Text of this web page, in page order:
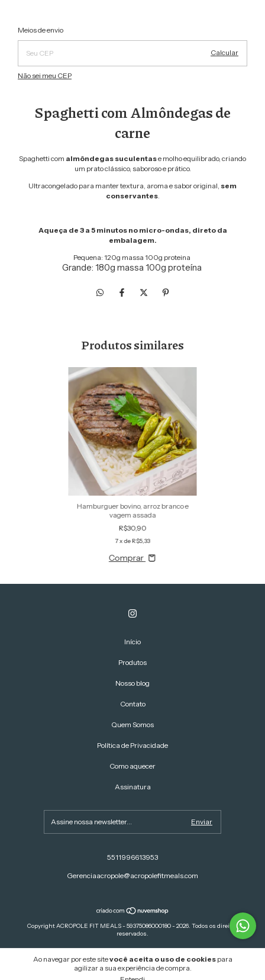
Ao navegar por este sitevocê aceita o uso de cookiespara
agilizar a sua experiência de compra.
Entregas para o CEP:
Meios de envio
Calcular
Não sei meu CEP
Spaghetti com Almôndegas de
carne
Spaghetti com almôndegas suculentase molho equilibrado, criando
um prato clássico, saboroso e prático.
Ultracongelado para manter textura, aroma e sabor original, sem
conservantes.
Aqueça de 3 a 5 minutos no micro-ondas, direto da
embalagem.
Pequena: 120g massa 100g proteina
Grande: 180g massa 100g proteína
Produtos similares
Hamburguer bovino, arroz branco e
vagem assada
R$30,90
7x deR$5,33
Comprar
Início
Produtos
Nosso blog
Contato
Quem Somos
Política de Privacidade
Como aquecer
Assinatura
5511996613953
Gerenciaacropole@acropolefitmeals.com
Copyright ACROPOLE FIT MEALS - 59375086000180 - 2026. Todos os direitos
reservados.